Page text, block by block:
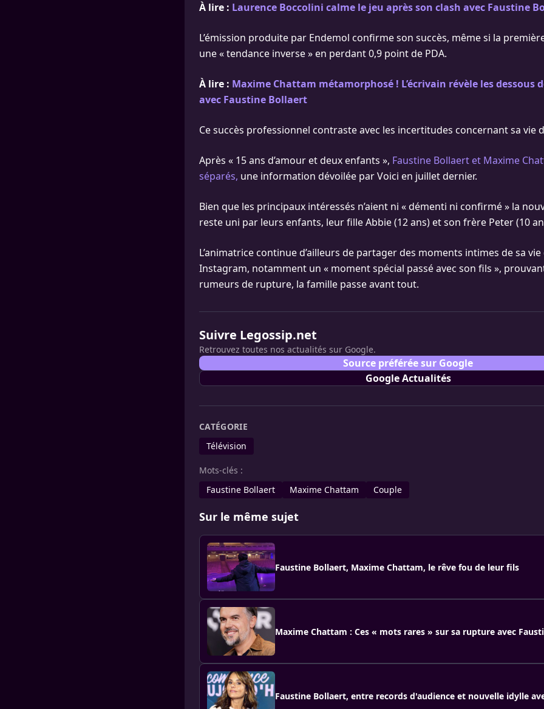
À lire : Laurence Boccolini calme le jeu après son clash avec Faustine
L’émission produite par Endemol confirme son succès, même si la
une « tendance inverse » en perdant 0,9 point de PDA.
À lire : Maxime Chattam métamorphosé ! L’écrivain révèle les dessous
avec Faustine Bollaert
Ce succès professionnel contraste avec les incertitudes concernant sa vie
Après « 15 ans d’amour et deux enfants », Faustine Bollaert et Maxime
séparés, une information dévoilée par Voici en juillet dernier.
Bien que les principaux intéressés n’aient ni « démenti ni confirmé » la
reste uni par leurs enfants, leur fille Abbie (12 ans) et son frère Peter (10
L’animatrice continue d’ailleurs de partager des moments intimes de sa
Instagram, notamment un « moment spécial passé avec son fils »,
rumeurs de rupture, la famille passe avant tout.
Suivre Legossip.net
Retrouvez toutes nos actualités sur Google.
Source préférée sur Google
Google Actualités
CATÉGORIE
Télévision
Mots-clés :
Faustine Bollaert
Maxime Chattam Couple
Sur le même sujet
Faustine Bollaert, Maxime Chattam, le rêve fou de leur fils
Maxime Chattam : Ces « mots rares » sur sa rupture avec
Faustine Bollaert, entre records d'audience et nouvelle idylle